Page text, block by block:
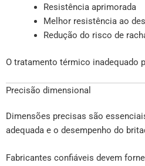
Resistência aprimorada
Melhor resistência ao
Redução do risco de
O tratamento térmico inadequado
Precisão dimensional
Dimensões precisas são
adequada e o desempenho do
Fabricantes confiáveis devem